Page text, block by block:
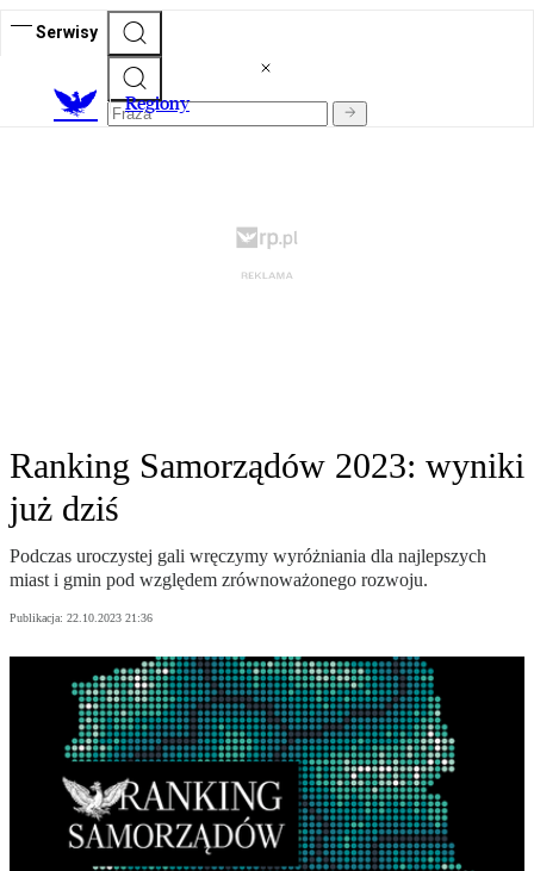
Serwisy
Regiony
Ranking Samorządów 2023: wyniki
już dziś
Podczas uroczystej gali wręczymy wyróżniania dla najlepszych
miast i gmin pod względem zrównoważonego rozwoju.
Publikacja: 22.10.2023 21:36